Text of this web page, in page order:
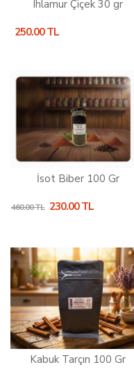
Ihlamur Çiçek 30 gr
250.00 TL
İsot Biber 100 Gr
460.00 TL 230.00 TL
Kabuk Tarçın 100 Gr